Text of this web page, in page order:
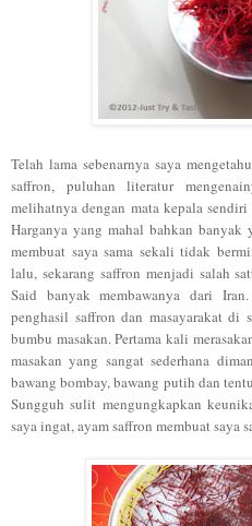
Telah lama sebenarnya saya
saffron, puluhan literatur
melihatnya dengan mata kepala
Harganya yang mahal bahkan banyak
membuat saya sama sekali tidak
lalu, sekarang saffron menjadi salah
Said banyak membawanya dari
penghasil saffron dan masayarakat di
bumbu masakan. Pertama kali
masakan yang sangat sederhana
bawang bombay, bawang putih dan
Sungguh sulit mengungkapkan
saya ingat, ayam saffron membuat saya